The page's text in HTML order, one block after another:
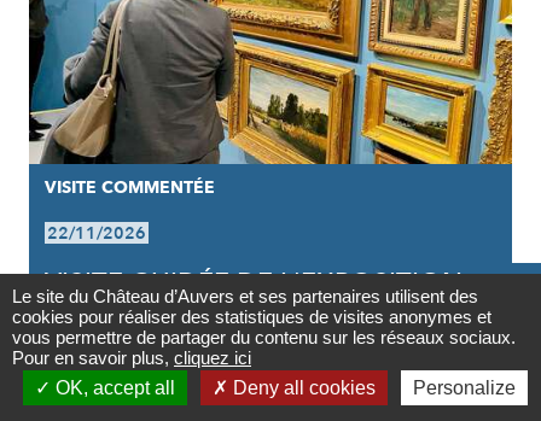
Contact

Newsletter
VISITE COMMENTÉE
22/11/2026
VISITE GUIDÉE DE L'EXPOSITION |
VAN GOGH INFLUENCEUR
Le site du Château d’Auvers et ses partenaires utilisent des
cookies pour réaliser des statistiques de visites anonymes et
vous permettre de partager du contenu sur les réseaux sociaux.
Pour en savoir plus, cliquez ici
OK, accept all
Deny all cookies Personalize